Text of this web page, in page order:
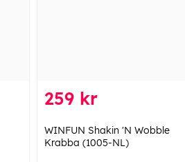
259 kr
WINFUN Shakin 'N Wobble
Krabba (1005-NL)